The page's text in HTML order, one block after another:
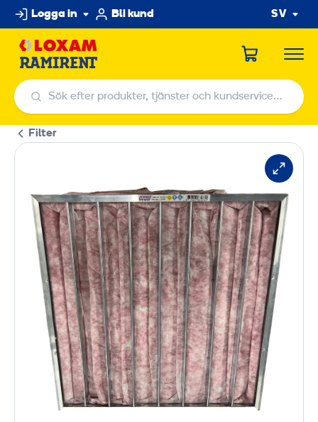
Hoppa
till
innehållet
Logga in Bli kund SV
Sök efter produkter, tjänster och kundservicecenter
Sök efter produkter, tjänster och kundservicecenter
Filter